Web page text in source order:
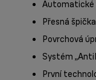
Automatické
Přesná špička
Povrchová
Systém
První